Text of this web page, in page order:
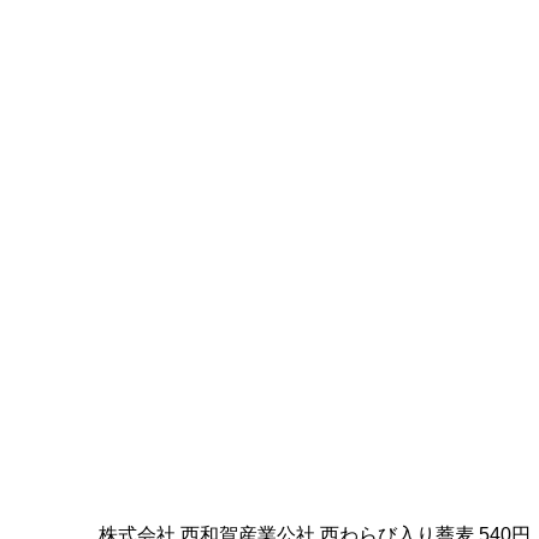
株式会社 西和賀産業公社 西わらび入り蕎麦 540円